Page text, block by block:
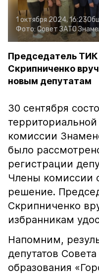
1 октября 2024, 16:23
Фото: Совет ЗАТО
Председатель
Скрипниченко
новым депутатам
30 сентября
комиссии
было
регистрации
Члены комиссии
решение.
Скрипниченко
избранникам
Напомним,
депутатов
образования